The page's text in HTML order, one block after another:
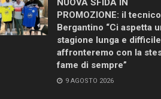
NUOVA SFIDA IN
PROMOZIONE: il tecnico
Bergantino “Ci aspetta
stagione lunga e
affronteremo con la
fame di sempre”
9 AGOSTO 2026